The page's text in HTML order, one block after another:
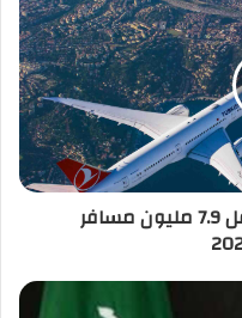
الخطوط الجوية التركية تنقل 7.9 مليون مسافر